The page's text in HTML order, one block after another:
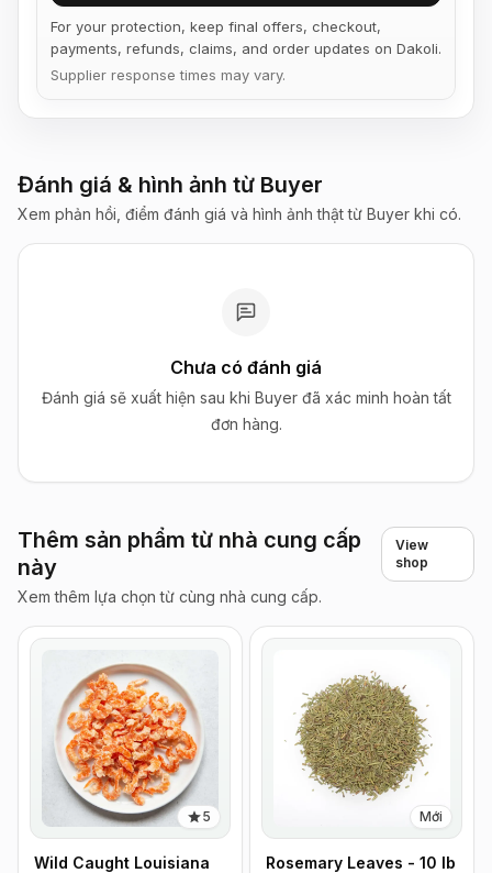
For your protection, keep final offers, checkout,
payments, refunds, claims, and order updates on Dakoli.
Supplier response times may vary.
Đánh giá & hình ảnh từ Buyer
Xem phản hồi, điểm đánh giá và hình ảnh thật từ Buyer khi có.
Chưa có đánh giá
Đánh giá sẽ xuất hiện sau khi Buyer đã xác minh hoàn tất
đơn hàng.
Thêm sản phẩm từ nhà cung cấp
này
View
shop
Xem thêm lựa chọn từ cùng nhà cung cấp.
5
Wild Caught Louisiana
Mới
Rosemary Leaves - 10 lb